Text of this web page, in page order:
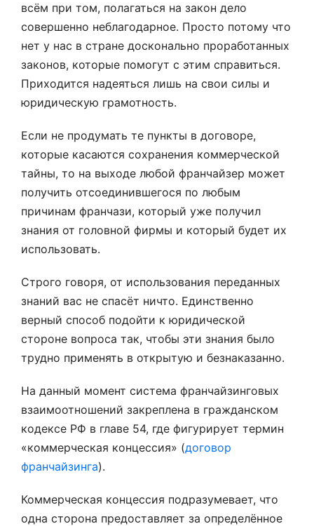
всём при том, полагаться на закон дело
совершенно неблагодарное. Просто потому что
нет у нас в стране досконально проработанных
законов, которые помогут с этим справиться.
Приходится надеяться лишь на свои силы и
юридическую грамотность.
Если не продумать те пункты в договоре,
которые касаются сохранения коммерческой
тайны, то на выходе любой франчайзер может
получить отсоединившегося по любым
причинам франчази, который уже получил
знания от головной фирмы и который будет их
использовать.
Строго говоря, от использования переданных
знаний вас не спасёт ничто. Единственно
верный способ подойти к юридической
стороне вопроса так, чтобы эти знания было
трудно применять в открытую и безнаказанно.
На данный момент система франчайзинговых
взаимоотношений закреплена в гражданском
кодексе РФ в главе 54, где фигурирует термин
«коммерческая концессия» (договор
франчайзинга).
Коммерческая концессия подразумевает, что
одна сторона предоставляет за определённое